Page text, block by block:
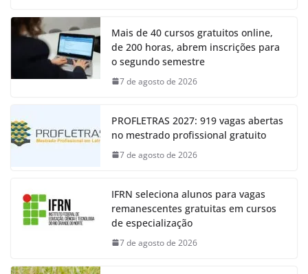
Mais de 40 cursos gratuitos online,
de 200 horas, abrem inscrições para
o segundo semestre
7 de agosto de 2026
PROFLETRAS 2027: 919 vagas abertas
no mestrado profissional gratuito
7 de agosto de 2026
IFRN seleciona alunos para vagas
remanescentes gratuitas em cursos
de especialização
7 de agosto de 2026